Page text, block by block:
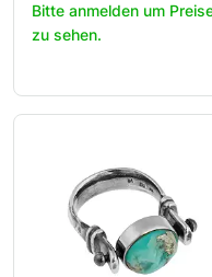
Bitte anmelden um
zu sehen.